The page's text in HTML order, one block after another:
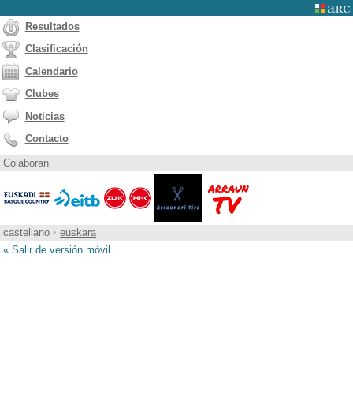
Resultados
Clasificación
Calendario
Clubes
Noticias
Contacto
Colaboran
castellano • euskara
« Salir de versión móvil